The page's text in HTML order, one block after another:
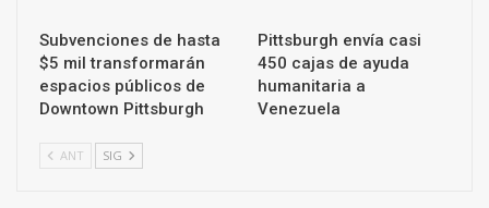
Subvenciones de hasta
$5 mil transformarán
espacios públicos de
Downtown Pittsburgh
Pittsburgh envía casi
450 cajas de ayuda
humanitaria a
Venezuela
ANT SIG